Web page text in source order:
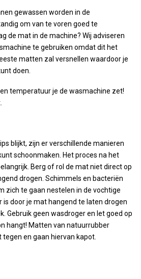
gewassen worden in de
om van te voren goed te
de mat in de machine? Wij adviseren
te gebruiken omdat dit het
matten zal versnellen waardoor je
doen.
temperatuur je de wasmachine zet!
blijkt, zijn er verschillende manieren
schoonmaken. Het proces na het
Berg of rol de mat niet direct op
drogen. Schimmels en bacteriën
zich te gaan nestelen in de vochtige
is door je mat hangend te laten drogen
Gebruik geen wasdroger en let goed op
hangt! Matten van natuurrubber
en gaan hiervan kapot.